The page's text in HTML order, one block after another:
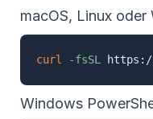
macOS, Linux oder
curl -fsSL
Windows